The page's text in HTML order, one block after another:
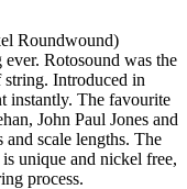
Roundwound)
Rotosound was the
Introduced in
instantly. The favourite
John Paul Jones and
scale lengths. The
is unique and nickel free,
process.